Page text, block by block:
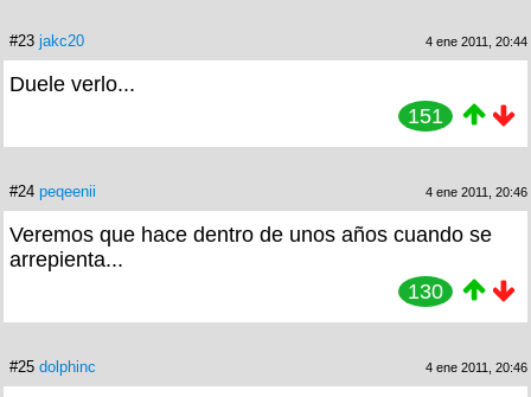
#23 jakc20 4 ene 2011, 20:44
Duele verlo...
151
#24 peqeenii 4 ene 2011, 20:46
Veremos que hace dentro de unos años cuando se
arrepienta...
130
#25 dolphinc 4 ene 2011, 20:46